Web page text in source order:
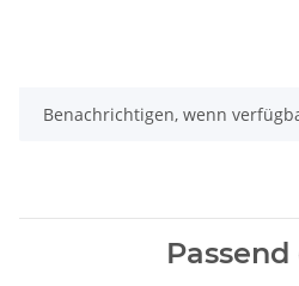
Benachrichtigen, wenn
Passend